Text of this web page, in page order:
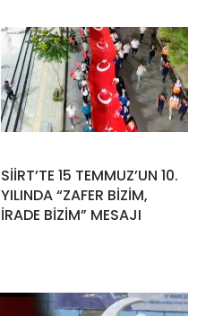
SİİRT’TE 15 TEMMUZ’UN 10.
YILINDA “ZAFER BİZİM,
İRADE BİZİM” MESAJI